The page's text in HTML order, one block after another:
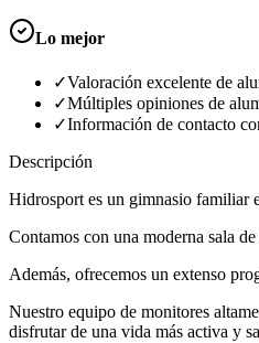
Lo mejor
✓Valoración excelente de
✓Múltiples opiniones de
✓Información de contacto
Descripción
Hidrosport es un gimnasio familiar
Contamos con una moderna sala
Además, ofrecemos un extenso
Nuestro equipo de monitores
disfrutar de una vida más activa y